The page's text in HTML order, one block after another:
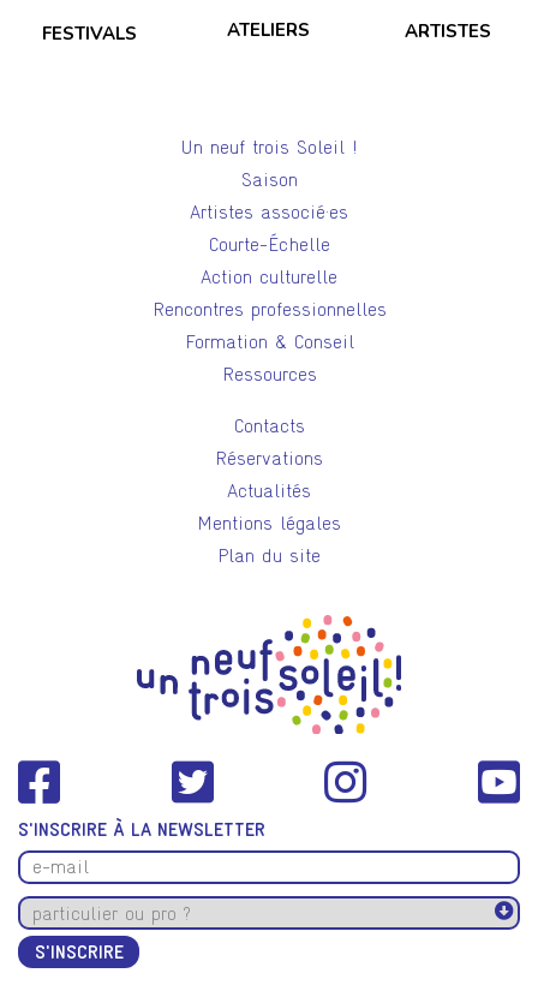
FESTIVALS ATELIERS ARTISTES
Un neuf trois Soleil !
Saison
Artistes associé·es
Courte-Échelle
Action culturelle
Rencontres professionnelles
Formation & Conseil
Ressources
Contacts
Réservations
Actualités
Mentions légales
Plan du site
S'INSCRIRE À LA NEWSLETTER
S'INSCRIRE